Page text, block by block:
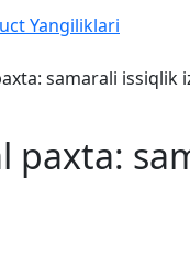
Yangiliklari
samarali issiqlik
paxta: